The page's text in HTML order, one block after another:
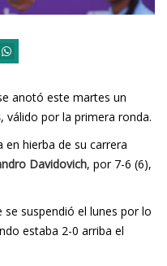
anotó este martes un
, válido por la primera ronda.
en hierba de su carrera
Davidovich, por 7-6 (6),
se suspendió el lunes por lo
estaba 2-0 arriba el